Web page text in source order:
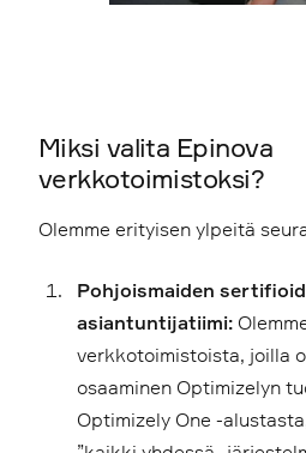
Miksi valita Epinova
verkkotoimistoksi?
Olemme erityisen ylpeitä
Pohjoismaiden
asiantuntijatiimi:
verkkotoimistoista, joilla
osaaminen Optimizelyn
Optimizely One -